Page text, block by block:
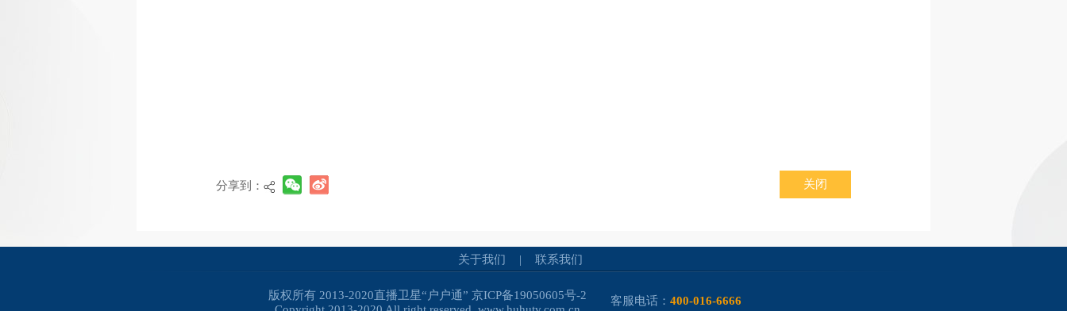
分享到： 关闭
关于我们 | 联系我们
版权所有 2013-2020直播卫星“户户通” 京ICP备19050605号-2
客服电话： 400-016-6666